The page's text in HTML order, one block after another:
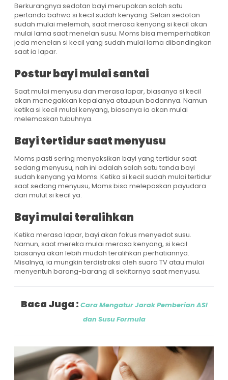
Berkurangnya sedotan bayi merupakan salah satu
pertanda bahwa si kecil sudah kenyang. Selain sedotan
sudah mulai melemah, saat merasa kenyang si kecil akan
mulai lama saat menelan susu. Moms bisa memperhatikan
jeda menelan si kecil yang sudah mulai lama dibandingkan
saat ia lapar.
Postur bayi mulai santai
Saat mulai menyusu dan merasa lapar, biasanya si kecil
akan menegakkan kepalanya ataupun badannya. Namun
ketika si kecil mulai kenyang, biasanya ia akan mulai
melemaskan tubuhnya.
Bayi tertidur saat menyusu
Moms pasti sering menyaksikan bayi yang tertidur saat
sedang menyusu, nah ini adalah salah satu tanda bayi
sudah kenyang ya Moms. Ketika si kecil sudah mulai tertidur
saat sedang menyusu, Moms bisa melepaskan payudara
dari mulut si kecil ya.
Bayi mulai teralihkan
Ketika merasa lapar, bayi akan fokus menyedot susu.
Namun, saat mereka mulai merasa kenyang, si kecil
biasanya akan lebih mudah teralihkan perhatiannya.
Misalnya, ia mungkin terdistraksi oleh suara TV atau mulai
menyentuh barang-barang di sekitarnya saat menyusu.
Baca Juga : Cara Mengatur Jarak Pemberian ASI
dan Susu Formula